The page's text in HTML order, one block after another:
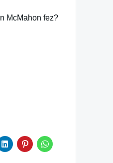
McMahon fez?